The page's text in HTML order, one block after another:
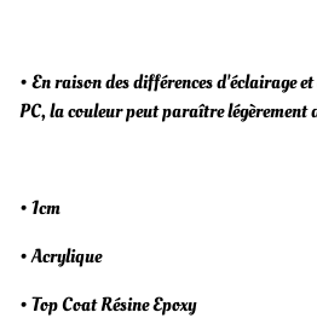
• En raison des différences d'éclairage
PC, la couleur peut paraître légèrement
• 1cm
• Acrylique
• Top Coat Résine Epoxy